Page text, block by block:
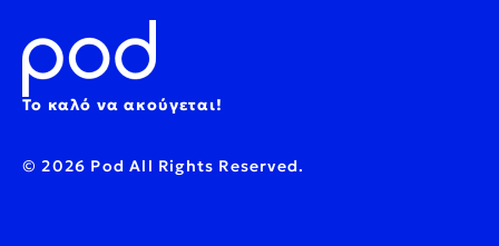
Το καλό να ακούγεται!
© 2026 Pod All Rights Reserved.